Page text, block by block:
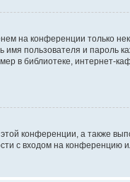
на конференции только
имя пользователя и пароль
в библиотеке, интернет-
конференции, а также
с входом на